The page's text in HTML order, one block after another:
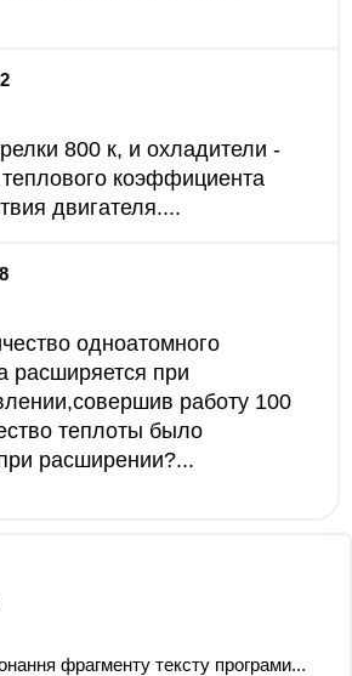
800 к, и охладители -
коэффициента
двигателя....
одноатомного
расширяется при
работу 100
теплоты было
расширении?...
фрагменту тексту програми...